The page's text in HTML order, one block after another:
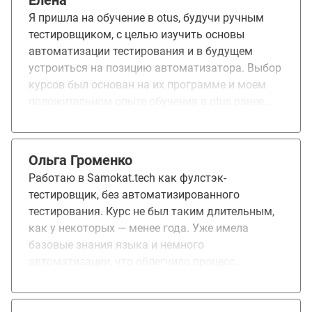
спасибо за практику, приближенную к
реальным проектам!
Я пришла на обучение в otus, будучи ручным
тестировщиком, с целью изучить основы
автоматизации тестирования и в будущем
устроиться на позицию автоматизатора. Выбор
курсов был основан на их программе и моем
охватывают все основные темы, необходимые
специалистов. Большую часть моих ожиданий
они оправдали: лекции и практические задания
по основам java, работа с базой данных,
построение архитектуры, bash и подробное
изучение selenium. После окончания курсов
коллеги смогут создавать проект
профессионального роста. В целом, я осталась
Ольга Громенко
Работаю в Samokat.tech как фулстэк-
тестировщик, без автоматизированного
тестирования. Курс не был таким длительным,
как у некоторых — менее года. Уже имела
базовые знания языка и немного
соответствии с текущими реалиями проектов.